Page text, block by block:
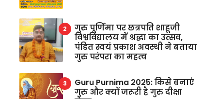
गुरु पूर्णिमा पर छत्रपति शाहूजी
विश्वविद्यालय में श्रद्धा का उत्सव,
पंडित स्वयं प्रकाश अवस्थी ने बताया
गुरु परंपरा का महत्व
Guru Purnima 2025: किसे बनाएं
गुरु और क्यों जरूरी है गुरु दीक्षा